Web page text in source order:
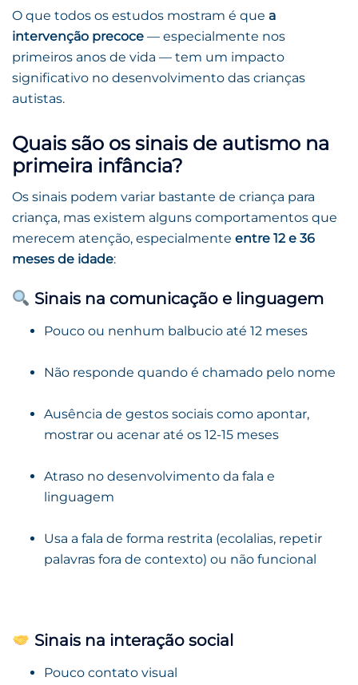
O que todos os estudos mostram é que a
intervenção precoce — especialmente nos
primeiros anos de vida — tem um impacto
significativo no desenvolvimento das crianças
autistas.
Quais são os sinais de autismo na
primeira infância?
Os sinais podem variar bastante de criança para
criança, mas existem alguns comportamentos que
merecem atenção, especialmente entre 12 e 36
meses de idade:
Sinais na comunicação e linguagem
Pouco ou nenhum balbucio até 12 meses
Não responde quando é chamado pelo nome
Ausência de gestos sociais como apontar,
mostrar ou acenar até os 12-15 meses
Atraso no desenvolvimento da fala e
linguagem
Usa a fala de forma restrita (ecolalias, repetir
palavras fora de contexto) ou não funcional
Sinais na interação social
Pouco contato visual